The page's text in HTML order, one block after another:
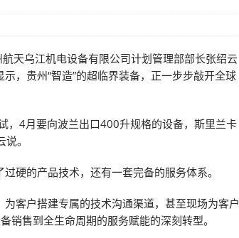
天乌江机电设备有限公司计划管理部部长张绍云
，贵州“智造”的超临界装备，正一步步敲开全球
，4月要向波兰出口400升规格的设备，斯里兰卡
。
硬的产品技术，还有一套完备的服务体系。
客户搭建专属的技术沟通渠道，甚至现场为客户
售到全生命周期的服务赋能的深刻转型。